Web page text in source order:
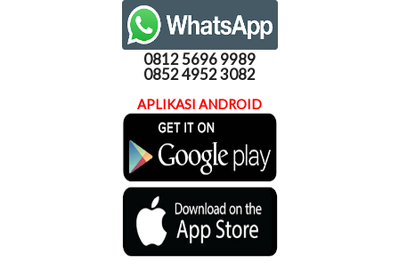
0812 5696 9989
0852 4952 3082
APLIKASI ANDROID